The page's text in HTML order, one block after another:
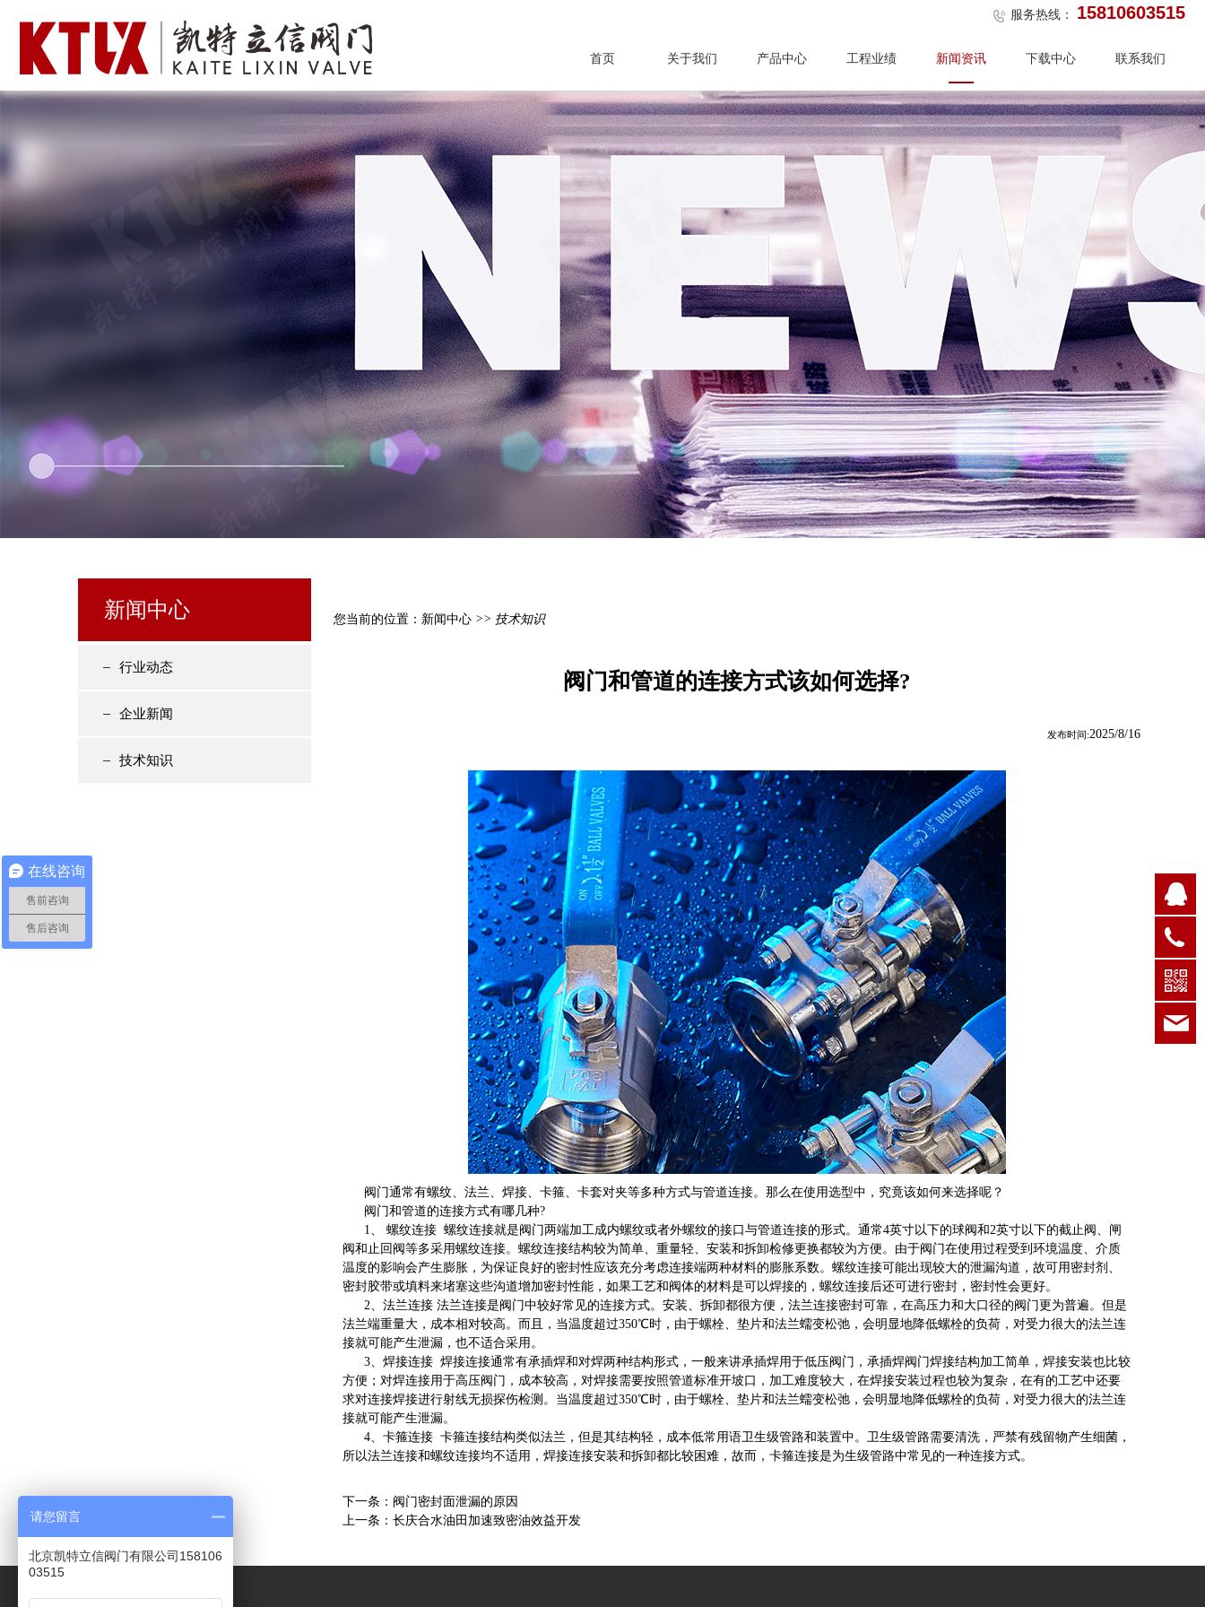
服务热线： 15810603515
首页 关于我们 产品中心 工程业绩 新闻资讯 下载中心 联系我们
新闻中心
行业动态
企业新闻
技术知识
您当前的位置： 新闻中心 >> 技术知识
阀门和管道的连接方式该如何选择?
发布时间:2025/8/16
阀门通常有螺纹、法兰、焊接、卡箍、卡套对夹等多种方式与管道连接。那么在使用选型中，究竟该如何来选择呢？
阀门和管道的连接方式有哪几种?
1、 螺纹连接 螺纹连接就是阀门两端加工成内螺纹或者外螺纹的接口与管道连接的形式。通常4英寸以下的球阀和2英寸以下的截止阀、闸
阀和止回阀等多采用螺纹连接。螺纹连接结构较为简单、重量轻、安装和拆卸检修更换都较为方便。由于阀门在使用过程受到环境温度、介质
温度的影响会产生膨胀，为保证良好的密封性应该充分考虑连接端两种材料的膨胀系数。螺纹连接可能出现较大的泄漏沟道，故可用密封剂、
密封胶带或填料来堵塞这些沟道增加密封性能，如果工艺和阀体的材料是可以焊接的，螺纹连接后还可进行密封，密封性会更好。
2、法兰连接 法兰连接是阀门中较好常见的连接方式。安装、拆卸都很方便，法兰连接密封可靠，在高压力和大口径的阀门更为普遍。但是
法兰端重量大，成本相对较高。而且，当温度超过350℃时，由于螺栓、垫片和法兰蠕变松弛，会明显地降低螺栓的负荷，对受力很大的法兰连
接就可能产生泄漏，也不适合采用。
3、焊接连接 焊接连接通常有承插焊和对焊两种结构形式，一般来讲承插焊用于低压阀门，承插焊阀门焊接结构加工简单，焊接安装也比较
方便；对焊连接用于高压阀门，成本较高，对焊接需要按照管道标准开坡口，加工难度较大，在焊接安装过程也较为复杂，在有的工艺中还要
求对连接焊接进行射线无损探伤检测。当温度超过350℃时，由于螺栓、垫片和法兰蠕变松弛，会明显地降低螺栓的负荷，对受力很大的法兰连
接就可能产生泄漏。
4、卡箍连接 卡箍连接结构类似法兰，但是其结构轻，成本低常用语卫生级管路和装置中。卫生级管路需要清洗，严禁有残留物产生细菌，
所以法兰连接和螺纹连接均不适用，焊接连接安装和拆卸都比较困难，故而，卡箍连接是为生级管路中常见的一种连接方式。
下一条： 阀门密封面泄漏的原因
上一条： 长庆合水油田加速致密油效益开发
在线咨询
售前咨询
售后咨询
请您留言
北京凯特立信阀门有限公司158106
03515